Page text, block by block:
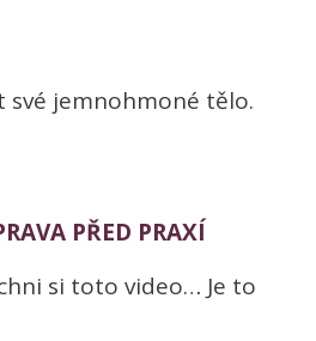
své jemnohmoné tělo.
PŘED PRAXÍ
si toto video… Je to